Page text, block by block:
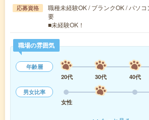
応募資格
職種未経験OK / ブランクOK / パソ
要
■未経験OK！
職場の雰囲気
年齢層
20代
30代 40代
男女比率
女性